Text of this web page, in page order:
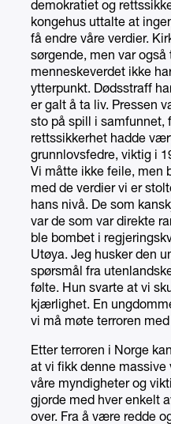
demokratiet og
kongehus uttalte at
få endre våre verdier.
sørgende, men var også
menneskeverdet ikke
ytterpunkt. Dødsstraff
er galt å ta liv. Pressen
sto på spill i samfunnet,
rettssikkerhet hadde
grunnlovsfedre, viktig i
Vi måtte ikke feile, men
med de verdier vi er
hans nivå. De som
var de som var direkte
ble bombet i
Utøya. Jeg husker den
spørsmål fra
følte. Hun svarte at vi
kjærlighet. En
vi må møte terroren
Etter terroren i Norge
at vi fikk denne
våre myndigheter og
gjorde med hver enkelt
over. Fra å være redde